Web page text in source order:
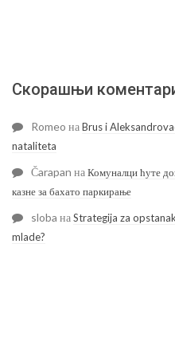
Скорашњи
Romeo наBrus i
nataliteta
Čarapan наКомуналци ћуте
казне за бахато паркирање
sloba наStrategija za
mlade?